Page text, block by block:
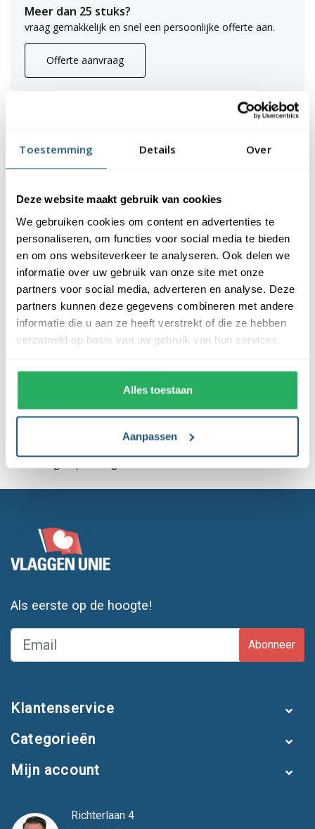
Toestemming Details Over
Deze website maakt gebruik van cookies
We gebruiken cookies om content en advertenties te
personaliseren, om functies voor social media te bieden
en om ons websiteverkeer te analyseren. Ook delen we
informatie over uw gebruik van onze site met onze
partners voor social media, adverteren en analyse. Deze
partners kunnen deze gegevens combineren met andere
informatie die u aan ze heeft verstrekt of die ze hebben
verzameld op basis van uw gebruik van hun services.
Alles toestaan
Aanpassen
Meer dan 25 stuks?
vraag gemakkelijk en snel een persoonlijke offerte aan.
Offerte aanvraag
Levering en plaatsing
door heel NL & BE
9,2 ✪✪✪✪✪
✪✪✪✪✪
Veelgestelde vragen Reviews
boven de € 150,- (m.u.v. masten)
Als eerste op de hoogte!
Abonneer
Klantenservice
Categorieën
Mijn account
Richterlaan 4